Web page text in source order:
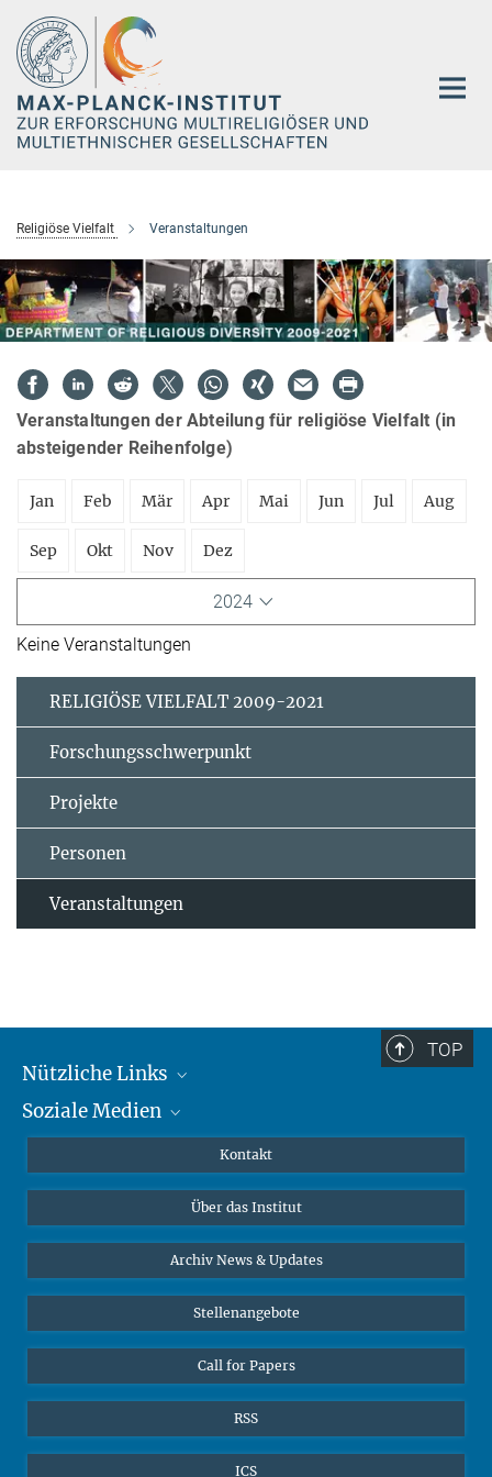
Hauptinhalt
Religiöse Vielfalt Veranstaltungen
Veranstaltungen der Abteilung für religiöse Vielfalt (in
absteigender Reihenfolge)
Jan Feb Mär Apr Mai Jun Jul Aug
Sep Okt Nov Dez
2024
Keine Veranstaltungen
RELIGIÖSE VIELFALT 2009-2021
Forschungsschwerpunkt
Projekte
Personen
Veranstaltungen
TOP
Nützliche Links
MMG Alumni Corner
Online-Vorträge
Interviews zum Thema "Diversity"
Soziale Medien
Bluesky
Kontakt
Über das Institut
Archiv News & Updates
Stellenangebote
Call for Papers
RSS
ICS